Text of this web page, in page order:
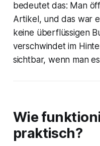
bedeutet das: Man
Artikel, und das war
keine überflüssigen
verschwindet im
sichtbar, wenn man
Wie
praktisch?